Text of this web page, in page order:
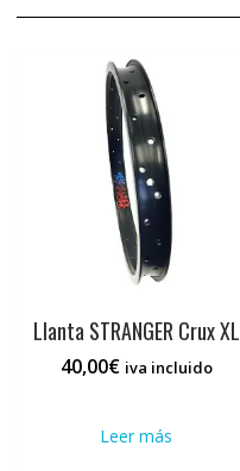
Llanta STRANGER Crux XL
40,00€ iva incluido
Leer más